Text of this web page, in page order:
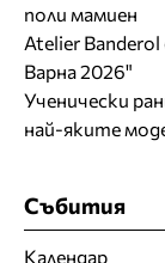
поли мамиен
Atelier
Варна 2026"
Ученически
най-яките
Събития
Календар